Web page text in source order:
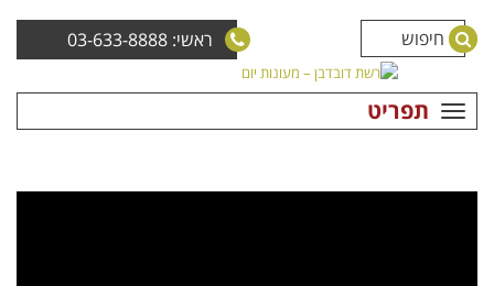
ראשי: 03-633-8888